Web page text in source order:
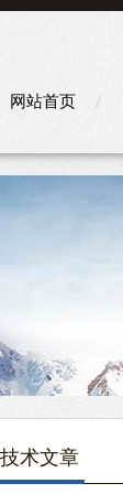
网站首页
技术文章